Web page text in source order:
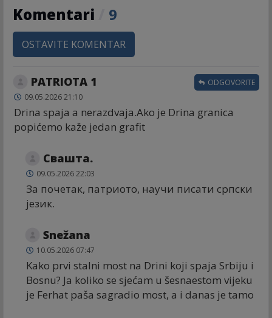
Komentari 9
OSTAVITE KOMENTAR
PATRIOTA 1
09.05.2026 21:10
Drina spaja a nerazdvaja.Ako je Drina granica
popićemo kaže jedan grafit
ODGOVORITE
Свашта.
09.05.2026 22:03
За почетак, патриото, научи писати српски
језик.
Snežana
10.05.2026 07:47
Kako prvi stalni most na Drini koji spaja Srbiju i
Bosnu? Ja koliko se sjećam u šesnaestom vijeku
je Ferhat paša sagradio most, a i danas je tamo